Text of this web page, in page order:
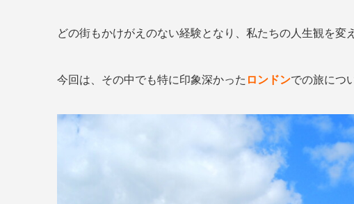
どの街もかけがえのない経験となり、私たちの人生観を変
今回は、その中でも特に印象深かった ロンドンでの旅につ